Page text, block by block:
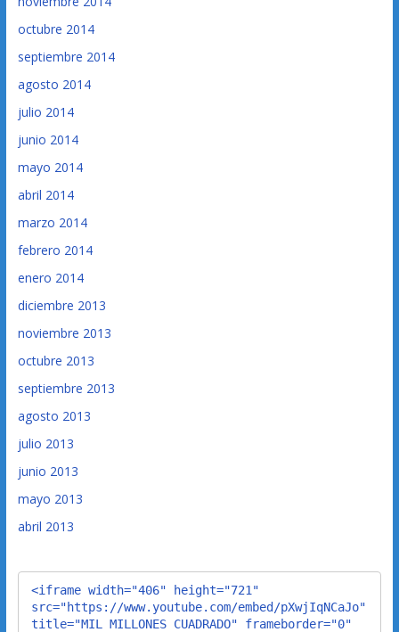
octubre 2014
septiembre 2014
agosto 2014
julio 2014
junio 2014
mayo 2014
abril 2014
marzo 2014
febrero 2014
enero 2014
diciembre 2013
noviembre 2013
octubre 2013
septiembre 2013
agosto 2013
julio 2013
junio 2013
mayo 2013
abril 2013
<iframe width="406" height="721"
src="https://www.youtube.com/embed/pXwjIqNCaJo"
title="MIL MILLONES CUADRADO" frameborder="0"